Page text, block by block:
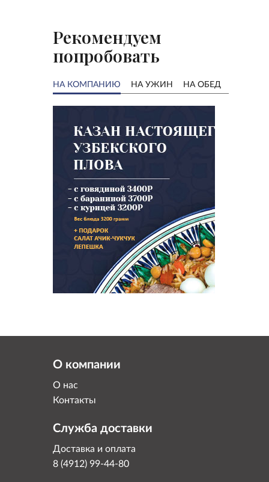
Рекомендуем
попробовать
НА КОМПАНИЮ НА УЖИН НА ОБЕД
О компании
О нас
Контакты
Служба доставки
Доставка и оплата
8 (4912) 99-44-80